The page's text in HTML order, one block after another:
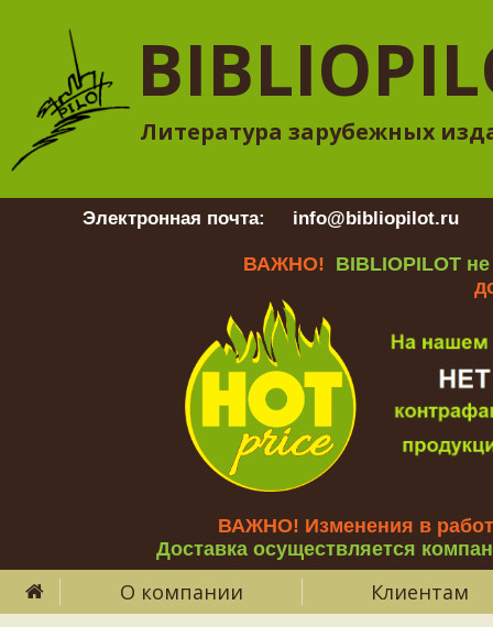
Литература зарубежных
Электронная почта: info@bibliopilot.ru
ВАЖНО! BIBLIOPILOT
ВАЖНО! Изменения в
Доставка осуществляется
О компании Клиентам